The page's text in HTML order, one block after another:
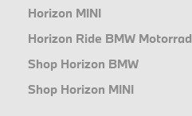
Horizon MINI
Horizon Ride BMW Motorrad
Shop Horizon BMW
Shop Horizon MINI